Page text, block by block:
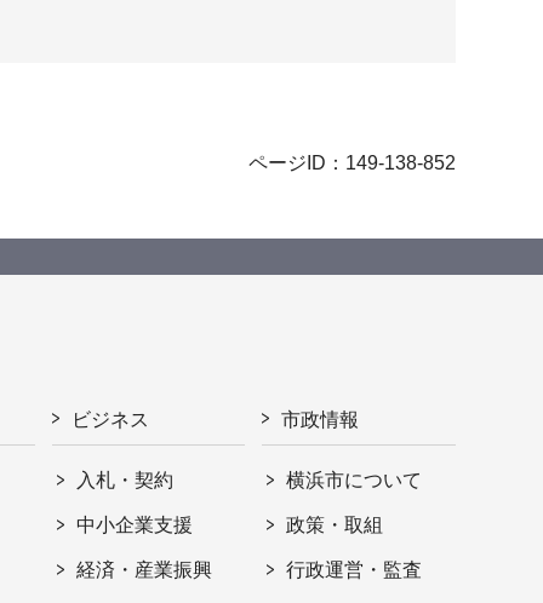
ページID：149-138-852
ビジネス
入札・契約
中小企業支援
経済・産業振興
市政情報
横浜市について
政策・取組
行政運営・監査